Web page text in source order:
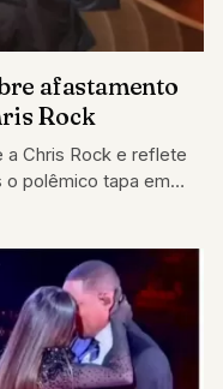
afastamento
Rock
a Chris Rock e reflete
polêmico tapa em